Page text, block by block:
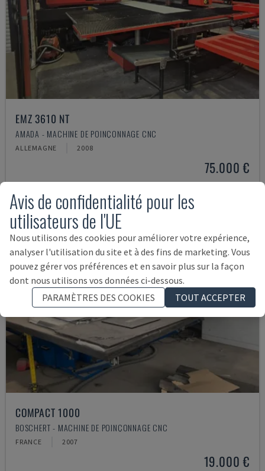
EMZ 3610 NT
AMADA - MACHINE DE POINÇONNAGE CNC
ALLEMAGNE 2008
75.000 €
COMPACT 1000
BOSCHERT - MACHINE DE POINÇONNAGE CNC
FRANCE 2007
19.000 €
Avis de confidentialité pour les
utilisateurs de l'UE
Nous utilisons des cookies pour améliorer votre expérience,
analyser l'utilisation du site et à des fins de marketing. Vous
pouvez gérer vos préférences et en savoir plus sur la façon
dont nous utilisons vos données ci-dessous.
PARAMÈTRES DES COOKIES
TOUT ACCEPTER